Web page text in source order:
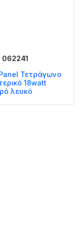
062241
Τετράγωνο
18watt
λευκό